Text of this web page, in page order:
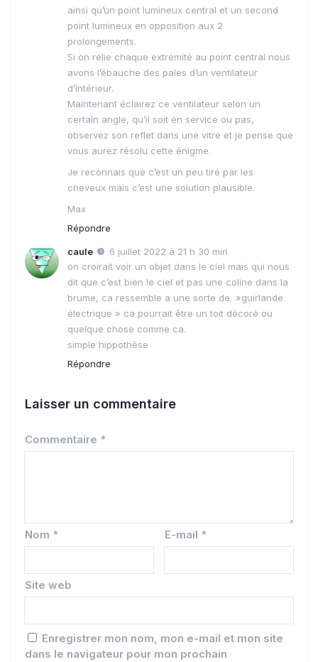
ainsi qu’un point lumineux central et un second
point lumineux en opposition aux 2
prolongements.
Si on relie chaque extrémité au point central nous
avons l’ébauche des pales d’un ventilateur
d’intérieur.
Maintenant éclairez ce ventilateur selon un
certain angle, qu’il soit en service ou pas,
observez son reflet dans une vitre et je pense que
vous aurez résolu cette énigme.
Je reconnais que c’est un peu tiré par les
cheveux mais c’est une solution plausible.
Max
Répondre
caule
6 juillet 2022 à 21 h 30 min
on croirait voir un objet dans le ciel mais qui nous
dit que c’est bien le ciel et pas une coline dans la
brume, ca ressemble a une sorte de »guirlande
électrique » ca pourrait être un toit décoré ou
quelque chose comme ca.
simple hippothèse
Répondre
Laisser un commentaire
Commentaire *
Nom * E-mail *
Site web
Enregistrer mon nom, mon e-mail et mon site
dans le navigateur pour mon prochain